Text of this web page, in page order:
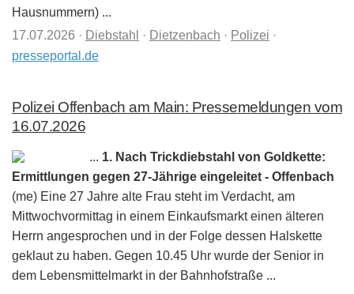
Hausnummern) ...
17.07.2026 · Diebstahl · Dietzenbach · Polizei ·
presseportal.de
Polizei Offenbach am Main: Pressemeldungen vom
16.07.2026
... 1. Nach Trickdiebstahl von Goldkette:
Ermittlungen gegen 27-Jährige eingeleitet - Offenbach
(me) Eine 27 Jahre alte Frau steht im Verdacht, am
Mittwochvormittag in einem Einkaufsmarkt einen älteren
Herrn angesprochen und in der Folge dessen Halskette
geklaut zu haben. Gegen 10.45 Uhr wurde der Senior in
dem Lebensmittelmarkt in der Bahnhofstraße ...